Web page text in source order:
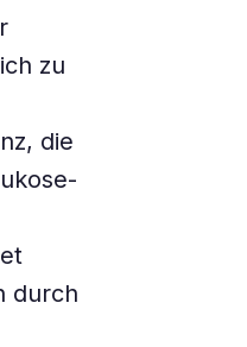
zu
die
durch